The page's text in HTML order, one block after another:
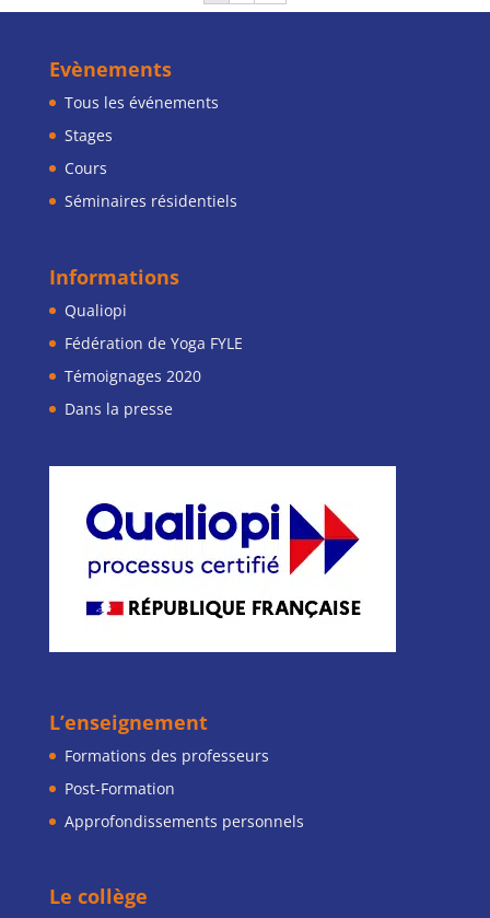
Evènements
Tous les événements
Stages
Cours
Séminaires résidentiels
Informations
Qualiopi
Fédération de Yoga FYLE
Témoignages 2020
Dans la presse
L’enseignement
Formations des professeurs
Post-Formation
Approfondissements personnels
Le collège